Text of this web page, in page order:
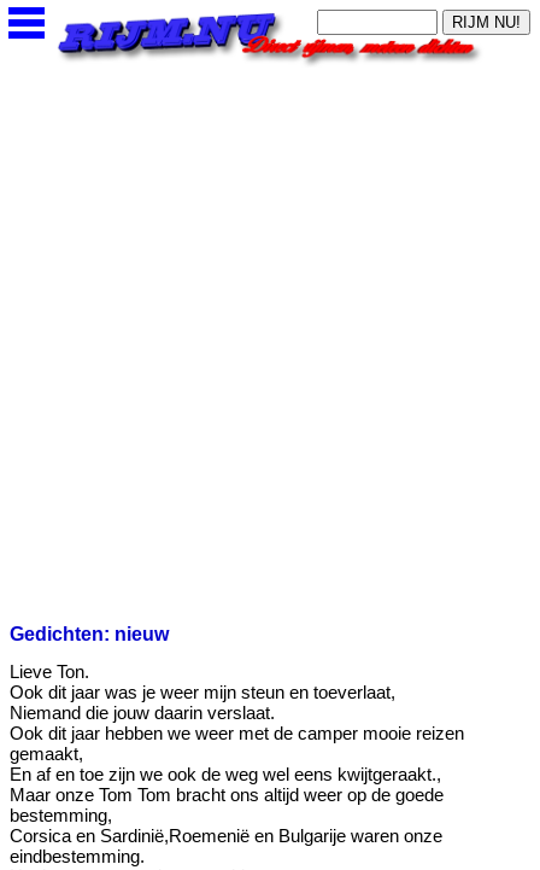
Gedichten: nieuw
Lieve Ton.
Ook dit jaar was je weer mijn steun en toeverlaat,
Niemand die jouw daarin verslaat.
Ook dit jaar hebben we weer met de camper mooie reizen
gemaakt,
En af en toe zijn we ook de weg wel eens kwijtgeraakt.,
Maar onze Tom Tom bracht ons altijd weer op de goede
bestemming,
Corsica en Sardinië,Roemenië en Bulgarije waren onze
eindbestemming.